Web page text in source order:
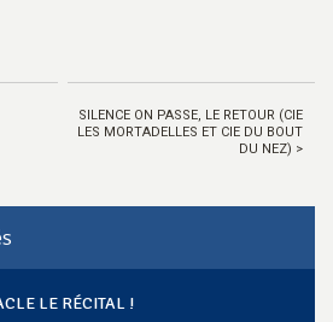
SILENCE ON PASSE, LE RETOUR (CIE
LES MORTADELLES ET CIE DU BOUT
DU NEZ) >
LE RÉCITAL !